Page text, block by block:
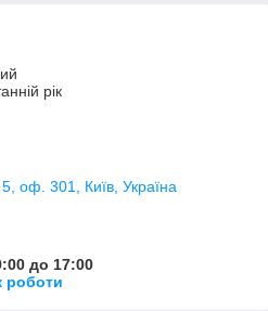
рік
5, оф. 301, Київ, Україна
до 17:00
роботи